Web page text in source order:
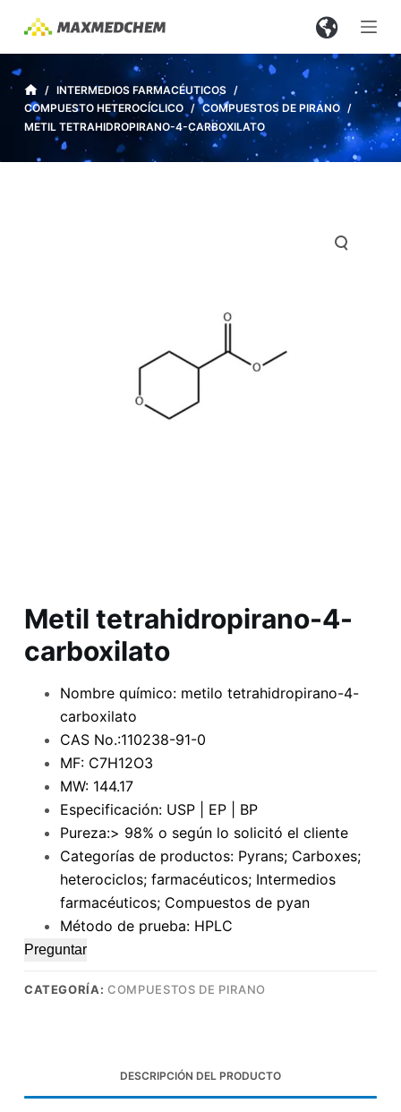
l
a
a
/ INTERMEDIOS FARMACÉUTICOS /
COMPUESTO HETEROCÍCLICO / COMPUESTOS DE PIRANO /
METIL TETRAHIDROPIRANO-4-CARBOXILATO
Metil tetrahidropirano-4-
carboxilato
Nombre químico: metilo tetrahidropirano-4-
carboxilato
CAS No.:110238-91-0
MF: C7H12O3
MW: 144.17
Especificación: USP | EP | BP
Pureza:> 98% o según lo solicitó el cliente
Categorías de productos: Pyrans; Carboxes;
heterociclos; farmacéuticos; Intermedios
farmacéuticos; Compuestos de pyan
Método de prueba: HPLC
Preguntar
CATEGORÍA:COMPUESTOS DE PIRANO
DESCRIPCIÓN DEL PRODUCTO